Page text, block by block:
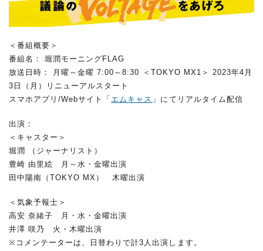
＜番組概要＞
番組名： 堀潤モーニングFLAG
放送日時： 月曜～金曜 7:00～8:30 ＜TOKYO MX1＞ 2023年4月
3日（月）リニューアルスタート
スマホアプリ/Webサイト「 エムキャス 」にてリアルタイム配信
出演：
＜キャスター＞
堀潤 （ジャーナリスト）
豊崎 由里絵 月～水・金曜出演
田中陽南（TOKYO MX） 木曜出演
＜気象予報士＞
高安 奈緒子 月・水・金曜出演
井澤 咲乃 火・木曜出演
※コメンテーターは、日替わりで計3人出演します。